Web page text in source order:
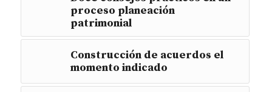
proceso planeación
patrimonial
Construcción de acuerdos el
momento indicado